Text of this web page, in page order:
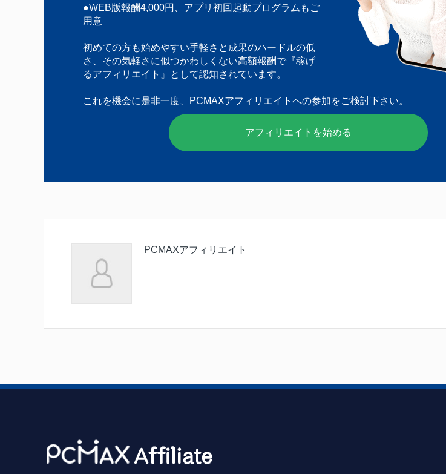
●WEB版報酬4,000円、アプリ初回起動プログラムもご
用意
初めての方も始めやすい手軽さと成果のハードルの低
さ、その気軽さに似つかわしくない高額報酬で『稼げ
るアフィリエイト』として認知されています。
これを機会に是非一度、PCMAXアフィリエイトへの参加をご検討下さい。
アフィリエイトを始める
PCMAXアフィリエイト